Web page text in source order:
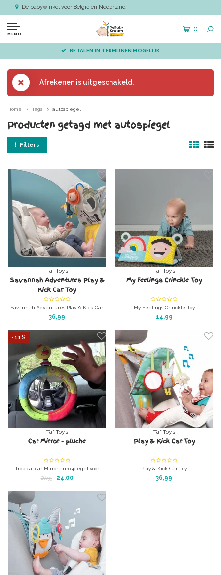
Dé babywinkel voor België en Nederland
MENU
0
BETALEN IN TERMIJNEN MOGELIJK
Afrekenen is uitgeschakeld.
Home Tags autospiegel
Producten getagd met autospiegel
Filters
Taf Toys
Savannah Adventures Play &
Kick Car Toy
Savannah Adventures Play & Kick Car
Toy
36,99
Taf Toys
My Feelings Crinckle Toy
My Feelings Crinckle Toy
14,99
-11%
Taf Toys
Car Mirror - pluche
Tropical car Mirror aurospiegel voor
kinderen.
achteruitkijkspiegel van Taftoys.
26,95 24,00
Taf Toys
Play & Kick Car Toy
Play & Kick Car Toy
Speelplateau voor in de auto met
36,99